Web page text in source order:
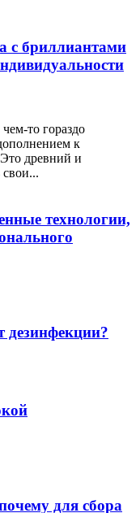
с бриллиантами
то гораздо
к
древний и
технологии,
дезинфекции?
для сбора